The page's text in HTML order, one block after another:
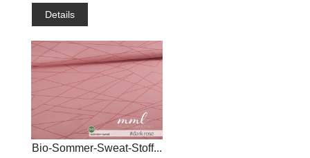
Details
Bio-Sommer-Sweat-Stoff...